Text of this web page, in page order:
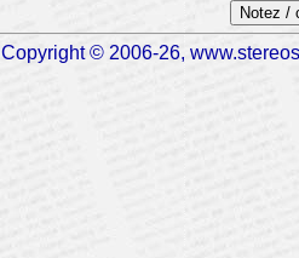
Notez /
Copyright © 2006-26,